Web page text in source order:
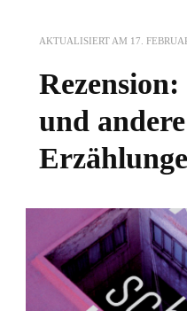
AKTUALISIERT AM 17.
und andere